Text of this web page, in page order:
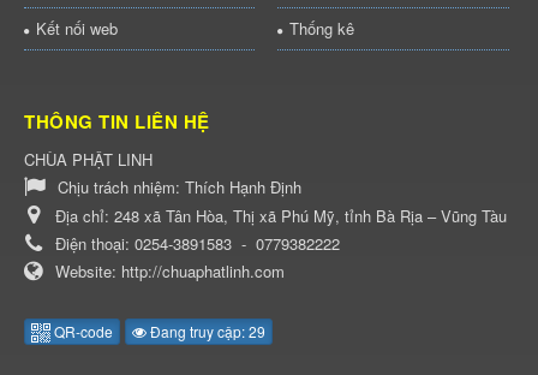
Kết nối web
Thống kê
THÔNG TIN LIÊN HỆ
CHÙA PHẬT LINH
Chịu trách nhiệm: Thích Hạnh Định
Địa chỉ: 248 xã Tân Hòa, Thị xã Phú Mỹ, tỉnh Bà Rịa – Vũng Tàu
Điện thoại: 0254-3891583 - 0779382222
Website: http://chuaphatlinh.com
QR-code Đang truy cập: 29